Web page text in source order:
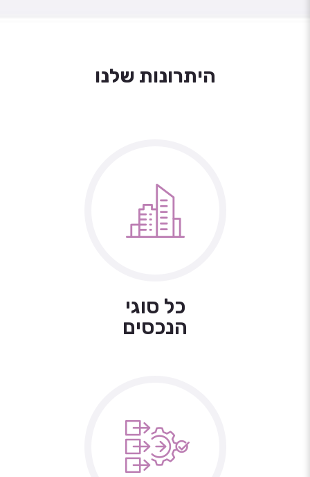
היתרונות שלנו
כל סוגי
הנכסים